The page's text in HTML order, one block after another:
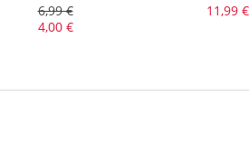
6,99 €
4,00 €
11,99 €